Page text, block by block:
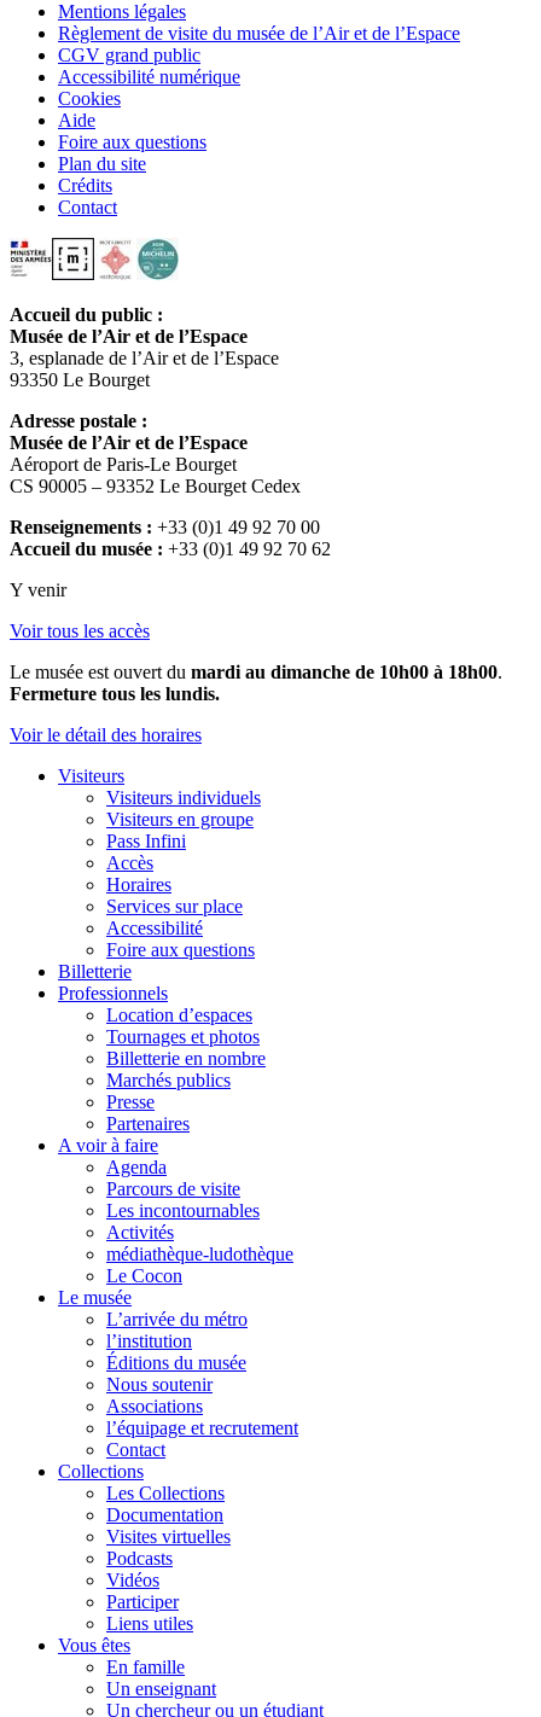
Mentions légales
Règlement de visite du musée de l’Air et de l’Espace
CGV grand public
Accessibilité numérique
Cookies
Aide
Foire aux questions
Plan du site
Crédits
Contact
Accueil du public :
Musée de l’Air et de l’Espace
3, esplanade de l’Air et de l’Espace
93350 Le Bourget
Adresse postale :
Musée de l’Air et de l’Espace
Aéroport de Paris-Le Bourget
CS 90005 – 93352 Le Bourget Cedex
Renseignements : +33 (0)1 49 92 70 00
Accueil du musée : +33 (0)1 49 92 70 62
Y venir
Voir tous les accès
Le musée est ouvert du mardi au dimanche de 10h00 à 18h00.
Fermeture tous les lundis.
Voir le détail des horaires
Visiteurs
Visiteurs individuels
Visiteurs en groupe
Pass Infini
Accès
Horaires
Services sur place
Accessibilité
Foire aux questions
Billetterie
Professionnels
Location d’espaces
Tournages et photos
Billetterie en nombre
Marchés publics
Presse
Partenaires
A voir à faire
Agenda
Parcours de visite
Les incontournables
Activités
médiathèque-ludothèque
Le Cocon
Le musée
L’arrivée du métro
l’institution
Éditions du musée
Nous soutenir
Associations
l’équipage et recrutement
Contact
Collections
Les Collections
Documentation
Visites virtuelles
Podcasts
Vidéos
Participer
Liens utiles
Vous êtes
En famille
Un enseignant
Un chercheur ou un étudiant